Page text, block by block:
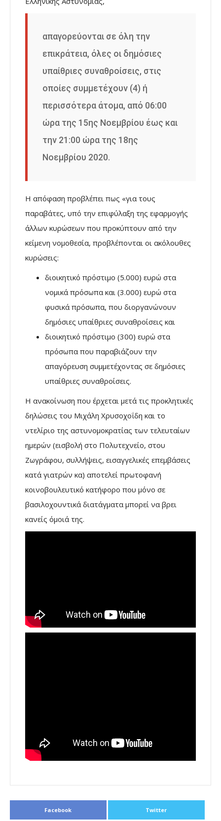
απαγορεύονται σε όλη την
επικράτεια, όλες οι δημόσιες
υπαίθριες συναθροίσεις, στις
οποίες συμμετέχουν (4) ή
περισσότερα άτομα, από 06:00
ώρα της 15ης Νοεμβρίου έως και
την 21:00 ώρα της 18ης
Νοεμβρίου 2020.
Η απόφαση προβλέπει πως «για τους
παραβάτες, υπό την επιφύλαξη της εφαρμογής
άλλων κυρώσεων που προκύπτουν από την
κείμενη νομοθεσία, προβλέπονται οι ακόλουθες
κυρώσεις:
διοικητικό πρόστιμο (5.000) ευρώ στα
νομικά πρόσωπα και (3.000) ευρώ στα
φυσικά πρόσωπα, που διοργανώνουν
δημόσιες υπαίθριες συναθροίσεις και
διοικητικό πρόστιμο (300) ευρώ στα
πρόσωπα που παραβιάζουν την
απαγόρευση συμμετέχοντας σε δημόσιες
υπαίθριες συναθροίσεις.
Η ανακοίνωση που έρχεται μετά τις προκλητικές
δηλώσεις του Μιχάλη Χρυσοχοΐδη και το
ντελίριο της αστυνομοκρατίας των τελευταίων
ημερών (εισβολή στο Πολυτεχνείο, στου
Ζωγράφου, συλλήψεις, εισαγγελικές επεμβάσεις
κατά γιατρών κα) αποτελεί πρωτοφανή
κοινοβουλευτικό κατήφορο που μόνο σε
βασιλοχουντικά διατάγματα μπορεί να βρει
κανείς όμοιά της.
Facebook Twitter